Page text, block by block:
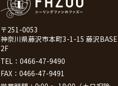
〒251-0053
神奈川県藤沢市本町3-1-15 藤沢BASE
2F
TEL： 0466-47-9490
FAX：0466-47-9491